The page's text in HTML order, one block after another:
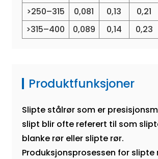
>250–315
0,081 0,13
0,21
>315–400
0,089 0,14 0,23
Produktfunksjoner
Slipte stålrør som er
slipt blir ofte referert til som
blanke rør eller slipte rør.
Produksjonsprosessen for slipte